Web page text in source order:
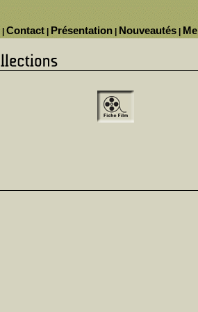
Nouveautés
Présentation
Contact